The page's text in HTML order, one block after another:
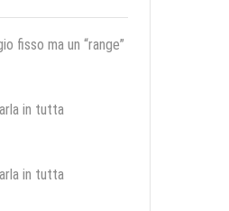
fisso ma un “range”
in tutta
in tutta